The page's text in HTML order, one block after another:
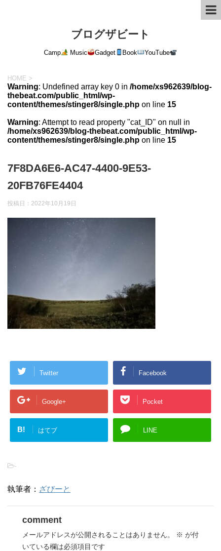
ブログザビート
Camp Music Gadget Book YouTube
HOME >
Warning: Undefined array key 0 in /home/xs962639/blog-
thebeat.com/public_html/wp-
content/themes/stinger8/single.php on line 15
Warning: Attempt to read property "cat_ID" on null in
/home/xs962639/blog-thebeat.com/public_html/wp-
content/themes/stinger8/single.php on line 15
7F8DA6E6-AC47-4400-9E53-
20FB76FE4404
投稿日： 2022年10月19日
Twitter Facebook
Google+ Pocket
B! はてブ LINE
-
執筆者： ざびーと
comment
メールアドレスが公開されることはありません。 ※ が付
いている欄は必須項目です